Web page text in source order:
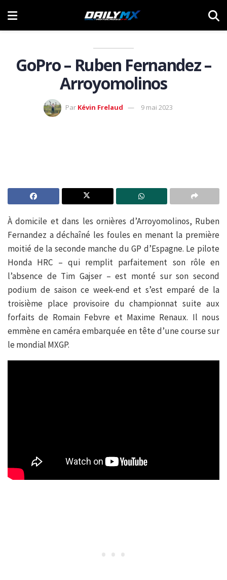
GoPro – Ruben Fernandez –
Arroyomolinos
Par Kévin Frelaud 9 mai 2023
À domicile et dans les ornières d’Arroyomolinos, Ruben
Fernandez a déchaîné les foules en menant la première
moitié de la seconde manche du GP d’Espagne. Le pilote
Honda HRC – qui remplit parfaitement son rôle en
l’absence de Tim Gajser – est monté sur son second
podium de saison ce week-end et s’est emparé de la
troisième place provisoire du championnat suite aux
forfaits de Romain Febvre et Maxime Renaux. Il nous
emmène en caméra embarquée en tête d’une course sur
le mondial MXGP.